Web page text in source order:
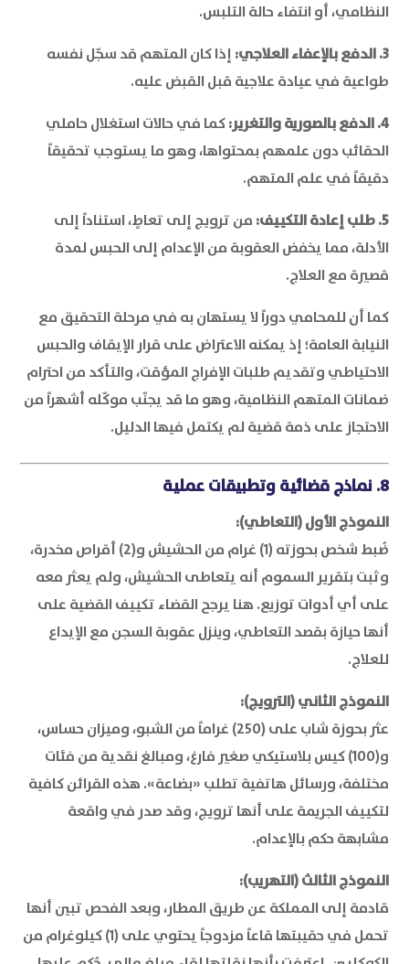
النظامي، أو انتفاء حالة التلبس.
3. الدفع بالإعفاء العلاجي:
إذا كان المتهم قد سجّل نفسه
طواعية في عيادة علاجية قبل القبض عليه.
4. الدفع بالصورية والتغرير:
كما في حالات استغلال حاملي
الحقائب دون علمهم بمحتواها، وهو ما يستوجب تحقيقاً
دقيقاً في علم المتهم.
5. طلب إعادة التكييف:
من ترويج إلى تعاطٍ، استناداً إلى
الأدلة، مما يخفض العقوبة من الإعدام إلى الحبس لمدة
قصيرة مع العلاج.
كما أن للمحامي دوراً لا يستهان به في مرحلة التحقيق مع
النيابة العامة؛ إذ يمكنه الاعتراض على قرار الإيقاف والحبس
الاحتياطي وتقديم طلبات الإفراج المؤقت، والتأكد من احترام
ضمانات المتهم النظامية، وهو ما قد يجنّب موكّله أشهراً من
الاحتجاز على ذمة قضية لم يكتمل فيها الدليل.
8. نماذج قضائية وتطبيقات عملية
النموذج الأول (التعاطي):
ضُبط شخص بحوزته (1) غرام من الحشيش و(2) أقراص مخدرة،
وثبت بتقرير السموم أنه يتعاطى الحشيش، ولم يعثر معه
على أي أدوات توزيع. هنا يرجح القضاء تكييف القضية على
أنها حيازة بقصد التعاطي، وينزل عقوبة السجن مع الإيداع
للعلاج.
النموذج الثاني (الترويج):
عثر بحوزة شاب على (250) غراماً من الشبو، وميزان حساس،
و(100) كيس بلاستيكي صغير فارغ، ومبالغ نقدية من فئات
مختلفة، ورسائل هاتفية تطلب «بضاعة». هذه القرائن كافية
لتكييف الجريمة على أنها ترويج، وقد صدر في واقعة
مشابهة حكم بالإعدام.
النموذج الثالث (التهريب):
قادمة إلى المملكة عن طريق المطار، وبعد الفحص تبين أنها
تحمل في حقيبتها قاعاً مزدوجاً يحتوي على (1) كيلوغرام من